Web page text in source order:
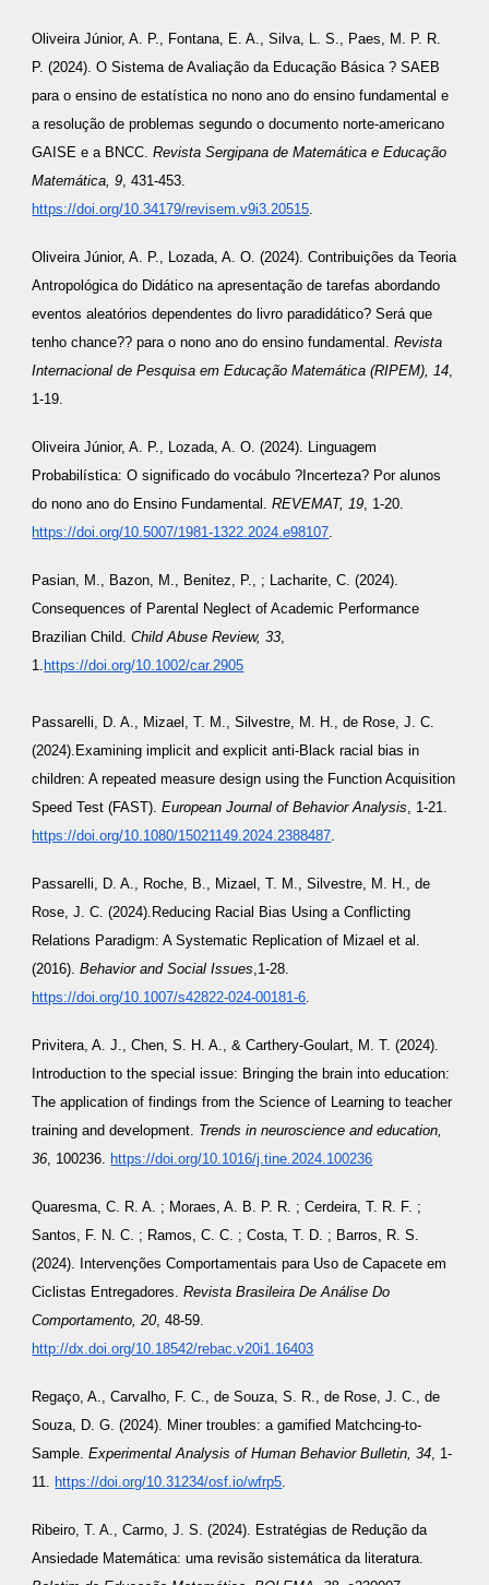
Oliveira Júnior, A. P., Fontana, E. A., Silva, L. S., Paes, M. P. R.
P. (2024). O Sistema de Avaliação da Educação Básica ? SAEB
para o ensino de estatística no nono ano do ensino fundamental e
a resolução de problemas segundo o documento norte-americano
GAISE e a BNCC. Revista Sergipana de Matemática e Educação
Matemática, 9, 431-453.
https://doi.org/10.34179/revisem.v9i3.20515.
Oliveira Júnior, A. P., Lozada, A. O. (2024). Contribuições da Teoria
Antropológica do Didático na apresentação de tarefas abordando
eventos aleatórios dependentes do livro paradidático? Será que
tenho chance?? para o nono ano do ensino fundamental.Revista
Internacional de Pesquisa em Educação Matemática (RIPEM), 14,
1-19.
Oliveira Júnior, A. P., Lozada, A. O. (2024). Linguagem
Probabilística: O significado do vocábulo ?Incerteza? Por alunos
do nono ano do Ensino Fundamental.REVEMAT, 19, 1-20.
https://doi.org/10.5007/1981-1322.2024.e98107.
Pasian, M., Bazon, M., Benitez, P., ; Lacharite, C. (2024).
Consequences of Parental Neglect of Academic Performance
Brazilian Child.Child Abuse Review, 33,
1. https://doi.org/10.1002/car.2905
Passarelli, D. A., Mizael, T. M., Silvestre, M. H., de Rose, J. C.
(2024).Examining implicit and explicit anti-Black racial bias in
children: A repeated measure design using the Function Acquisition
Speed Test (FAST).European Journal of Behavior Analysis, 1-21.
https://doi.org/10.1080/15021149.2024.2388487.
Passarelli, D. A., Roche, B., Mizael, T. M., Silvestre, M. H., de
Rose, J. C. (2024).Reducing Racial Bias Using a Conflicting
Relations Paradigm: A Systematic Replication of Mizael et al.
(2016).Behavior and Social Issues,1-28.
https://doi.org/10.1007/s42822-024-00181-6.
Privitera, A. J., Chen, S. H. A., & Carthery-Goulart, M. T. (2024).
Introduction to the special issue: Bringing the brain into education:
The application of findings from the Science of Learning to teacher
training and development. Trends in neuroscience and education,
36, 100236. https://doi.org/10.1016/j.tine.2024.100236
Quaresma, C. R. A. ; Moraes, A. B. P. R. ; Cerdeira, T. R. F. ;
Santos, F. N. C. ; Ramos, C. C. ; Costa, T. D. ; Barros, R. S.
(2024). Intervenções Comportamentais para Uso de Capacete em
Ciclistas Entregadores.Revista Brasileira De Análise Do
Comportamento, 20, 48-59.
http://dx.doi.org/10.18542/rebac.v20i1.16403
Regaço, A., Carvalho, F. C., de Souza, S. R., de Rose, J. C., de
Souza, D. G. (2024). Miner troubles: a gamified Matchcing-to-
Sample. Experimental Analysis of Human Behavior Bulletin, 34, 1-
11. https://doi.org/10.31234/osf.io/wfrp5.
Ribeiro, T. A., Carmo, J. S. (2024). Estratégias de Redução da
Ansiedade Matemática: uma revisão sistemática da literatura.